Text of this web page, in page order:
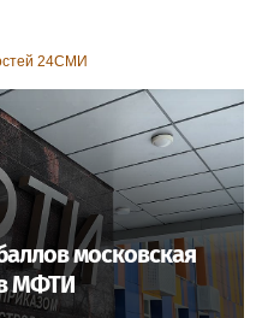
24СМИ
московская
МФТИ